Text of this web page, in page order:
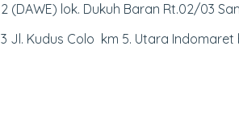
2 (DAWE) lok. Dukuh Baran Rt.02/03
3 Jl. Kudus Colo km 5. Utara